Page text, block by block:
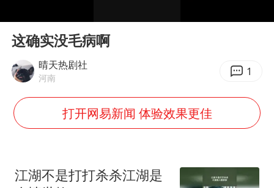
国防部：中国军队坚决反制任何闹海挑衅图谋
台湾海峡南口北上船舶实施交通管制
Play
这确实没毛病啊
晴天热剧社
河南 1
打开网易新闻 体验效果更佳
江湖不是打打杀杀江湖是